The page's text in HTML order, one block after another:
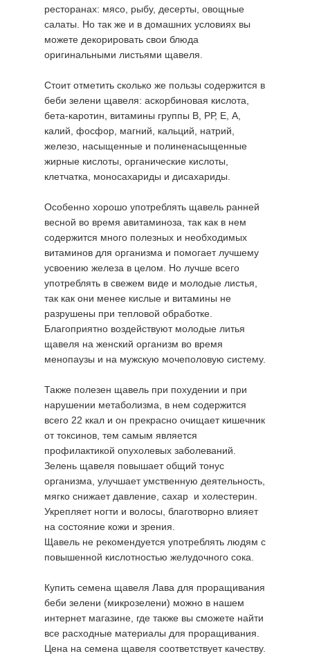
ресторанах: мясо, рыбу, десерты, овощные
салаты. Но так же и в домашних условиях вы
можете декорировать свои блюда
оригинальными листьями щавеля.
Стоит отметить сколько же пользы содержится в
беби зелени щавеля: аскорбиновая кислота,
бета-каротин, витамины группы В, РР, Е, А,
калий, фосфор, магний, кальций, натрий,
железо, насыщенные и полиненасыщенные
жирные кислоты, органические кислоты,
клетчатка, моносахариды и дисахариды.
Особенно хорошо употреблять щавель ранней
весной во время авитаминоза, так как в нем
содержится много полезных и необходимых
витаминов для организма и помогает лучшему
усвоению железа в целом. Но лучше всего
употреблять в свежем виде и молодые листья,
так как они менее кислые и витамины не
разрушены при тепловой обработке.
Благоприятно воздействуют молодые литья
щавеля на женский организм во время
менопаузы и на мужскую мочеполовую систему.
Также полезен щавель при похудении и при
нарушении метаболизма, в нем содержится
всего 22 ккал и он прекрасно очищает кишечник
от токсинов, тем самым является
профилактикой опухолевых заболеваний.
Зелень щавеля повышает общий тонус
организма, улучшает умственную деятельность,
мягко снижает давление, сахар и холестерин.
Укрепляет ногти и волосы, благотворно влияет
на состояние кожи и зрения.
Щавель не рекомендуется употреблять людям с
повышенной кислотностью желудочного сока.
Купить семена щавеля Лава для проращивания
беби зелени (микрозелени) можно в нашем
интернет магазине, где также вы сможете найти
все расходные материалы для проращивания.
Цена на семена щавеля соответствует качеству.